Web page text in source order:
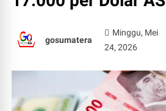
gosumatera
Minggu, Mei
24, 2026